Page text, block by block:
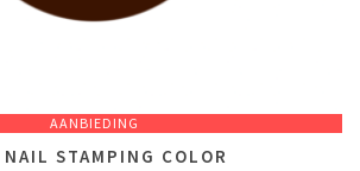
AANBIEDING
STAMPING COLOR